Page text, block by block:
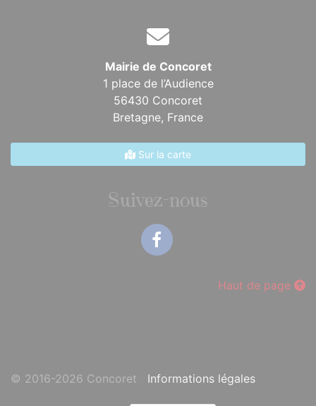
Mairie de Concoret
1 place de l’Audience
56430 Concoret
Bretagne, France
Sur la carte
Suivez-nous
Haut de page
© 2016-2026 Concoret Informations légales